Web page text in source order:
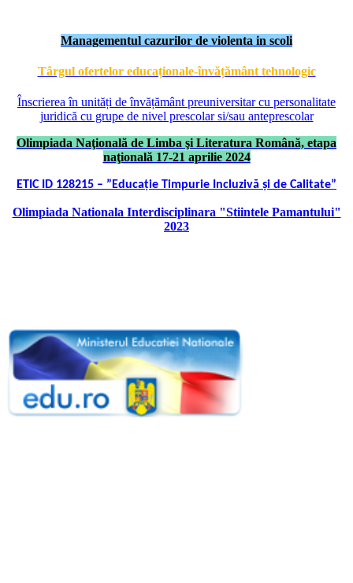
Managementul cazurilor de violenta in scoli
Târgul ofertelor educaționale-învățământ tehnologic
Înscrierea în unități de învățământ preuniversitar cu personalitate
juridică cu grupe de nivel prescolar si/sau anteprescolar
Olimpiada Naţională de Limba şi Literatura Română, etapa
naţională 17-21 aprilie 2024
ETIC ID 128215 – ”Educație Timpurie Incluzivă și de Calitate”
Olimpiada Nationala Interdisciplinara "Stiintele Pamantului"
2023